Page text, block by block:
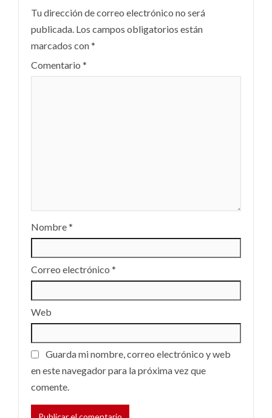
Tu dirección de correo electrónico no será
publicada. Los campos obligatorios están
marcados con*
Comentario *
Nombre*
Correo electrónico *
Web
Guarda mi nombre, correo electrónico y web
en este navegador para la próxima vez que
comente.